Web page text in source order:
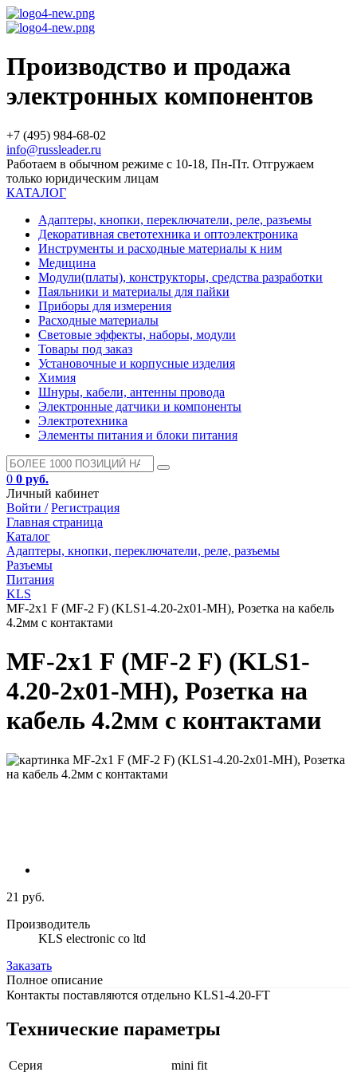
Производство и продажа
электронных компонентов
+7 (495) 984-68-02
info@russleader.ru
Работаем в обычном режиме с 10-18, Пн-Пт. Отгружаем
только юридическим лицам
КАТАЛОГ
Адаптеры, кнопки, переключатели, реле, разъемы
Декоративная светотехника и оптоэлектроника
Инструменты и расходные материалы к ним
Медицина
Модули(платы), конструкторы, средства разработки
Паяльники и материалы для пайки
Приборы для измерения
Расходные материалы
Световые эффекты, наборы, модули
Товары под заказ
Установочные и корпусные изделия
Химия
Шнуры, кабели, антенны провода
Электронные датчики и компоненты
Электротехника
Элементы питания и блоки питания
0 0 руб.
Личный кабинет
Войти / Регистрация
Главная страница
Каталог
Адаптеры, кнопки, переключатели, реле, разъемы
Разъемы
Питания
KLS
MF-2x1 F (MF-2 F) (KLS1-4.20-2x01-MH), Розетка на кабель
4.2мм с контактами
MF-2x1 F (MF-2 F) (KLS1-
4.20-2x01-MH), Розетка на
кабель 4.2мм с контактами
21 руб.
Производитель
KLS electronic co ltd
Заказать
Полное описание
Контакты поставляются отдельно KLS1-4.20-FT
Технические параметры
Серия mini fit